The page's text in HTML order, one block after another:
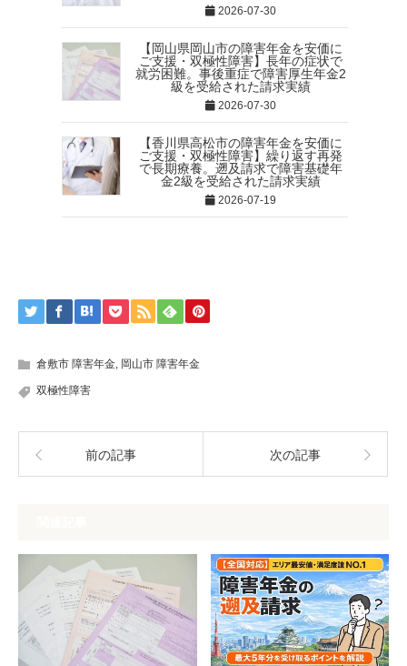
2026-07-30
【岡山県岡山市の障害年金を安価に
ご支援・双極性障害】長年の症状で
就労困難。事後重症で障害厚生年金2
級を受給された請求実績
2026-07-30
【香川県高松市の障害年金を安価に
ご支援・双極性障害】繰り返す再発
で長期療養。遡及請求で障害基礎年
金2級を受給された請求実績
2026-07-19
倉敷市 障害年金 岡山市 障害年金
双極性障害
前の記事 次の記事